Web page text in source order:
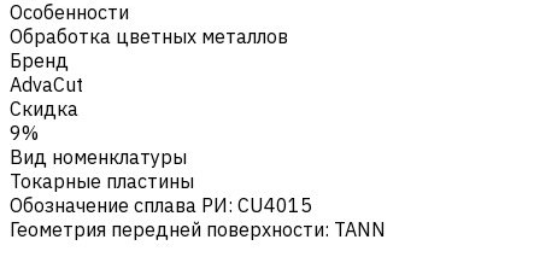
Особенности
Обработка цветных металлов
Бренд
AdvaCut
Скидка
9%
Вид номенклатуры
Токарные пластины
Обозначение сплава РИ: CU4015
Геометрия передней поверхности: TANN